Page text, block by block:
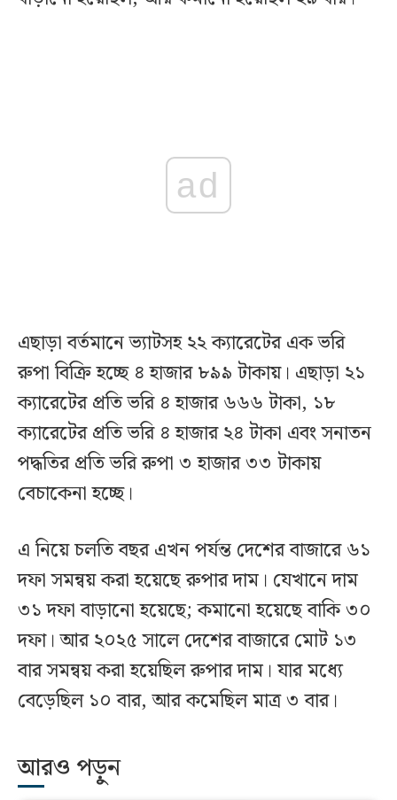
ad
এছাড়া বর্তমানে ভ্যাটসহ ২২ ক্যারেটের এক ভরি
রুপা বিক্রি হচ্ছে ৪ হাজার ৮৯৯ টাকায়। এছাড়া ২১
ক্যারেটের প্রতি ভরি ৪ হাজার ৬৬৬ টাকা, ১৮
ক্যারেটের প্রতি ভরি ৪ হাজার ২৪ টাকা এবং সনাতন
পদ্ধতির প্রতি ভরি রুপা ৩ হাজার ৩৩ টাকায়
বেচাকেনা হচ্ছে।
এ নিয়ে চলতি বছর এখন পর্যন্ত দেশের বাজারে ৬১
দফা সমন্বয় করা হয়েছে রুপার দাম। যেখানে দাম
৩১ দফা বাড়ানো হয়েছে; কমানো হয়েছে বাকি ৩০
দফা। আর ২০২৫ সালে দেশের বাজারে মোট ১৩
বার সমন্বয় করা হয়েছিল রুপার দাম। যার মধ্যে
বেড়েছিল ১০ বার, আর কমেছিল মাত্র ৩ বার।
আরও পড়ুন